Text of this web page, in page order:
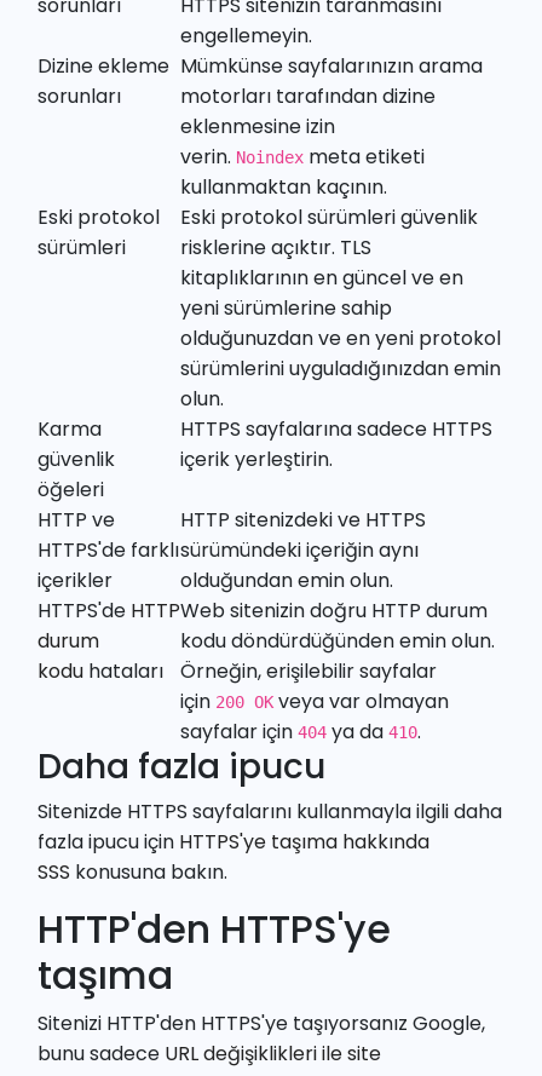
engellemeyin.
Dizine ekleme
sorunları
Mümkünse sayfalarınızın arama
motorları tarafından dizine
eklenmesine izin
verin. Noindex meta etiketi
kullanmaktan kaçının.
Eski protokol
sürümleri
Eski protokol sürümleri güvenlik
risklerine açıktır. TLS
kitaplıklarının en güncel ve en
yeni sürümlerine sahip
olduğunuzdan ve en yeni protokol
sürümlerini uyguladığınızdan emin
olun.
Karma
güvenlik
öğeleri
HTTPS sayfalarına sadece HTTPS
içerik yerleştirin.
HTTP ve
HTTPS'de farklı
içerikler
HTTP sitenizdeki ve HTTPS
sürümündeki içeriğin aynı
olduğundan emin olun.
HTTPS'de HTTP
durum
kodu hataları
Web sitenizin doğru HTTP durum
kodu döndürdüğünden emin olun.
Örneğin, erişilebilir sayfalar
için 200 OK veya var olmayan
sayfalar için404 ya da410.
Daha fazla ipucu
Sitenizde HTTPS sayfalarını kullanmayla ilgili daha
fazla ipucu için HTTPS'ye taşıma hakkında
SSS konusuna bakın.
HTTP'den HTTPS'ye
taşıma
Sitenizi HTTP'den HTTPS'ye taşıyorsanız Google,
bunu sadece URL değişiklikleri ile site